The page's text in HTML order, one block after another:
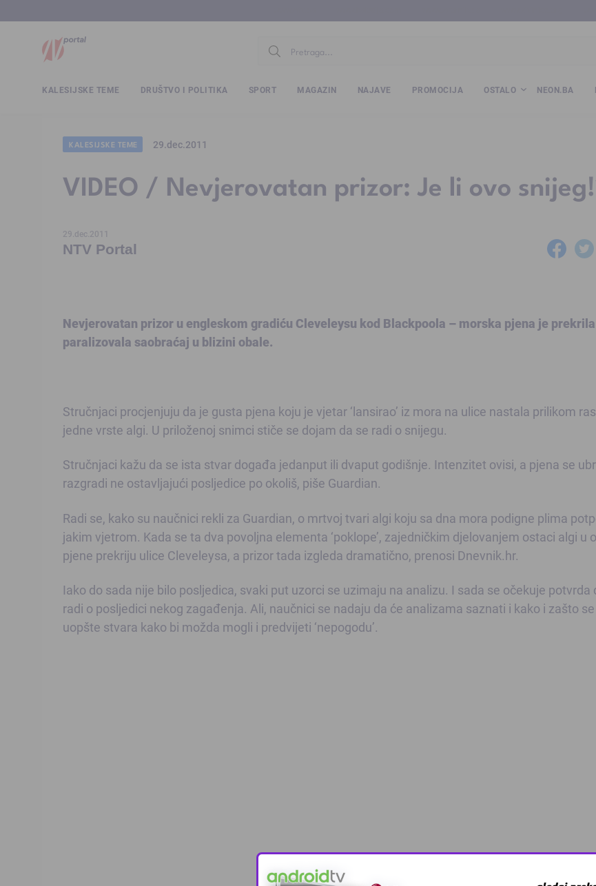
KALESIJSKE TEME DRUŠTVO I POLITIKA SPORT MAGAZIN NAJAVE PROMOCIJA OSTALO NEON.BA
KALESIJSKE TEME 29.dec.2011
VIDEO / Nevjerovatan prizor: Je li ovo
29.dec.2011
NTV Portal
Nevjerovatan prizor u engleskom gradiću Cleveleysu kod Blackpoola – morska pjena je
paralizovala saobraćaj u blizini obale.
Stručnjaci procjenjuju da je gusta pjena koju je vjetar ‘lansirao’ iz mora na ulice nastala prilikom
jedne vrste algi. U priloženoj snimci stiče se dojam da se radi o snijegu.
Stručnjaci kažu da se ista stvar događa jedanput ili dvaput godišnje. Intenzitet ovisi, a pjena se
razgradi ne ostavljajući posljedice po okoliš, piše Guardian.
Radi se, kako su naučnici rekli za Guardian, o mrtvoj tvari algi koju sa dna mora podigne plima
jakim vjetrom. Kada se ta dva povoljna elementa ‘poklope’, zajedničkim djelovanjem ostaci algi u
pjene prekriju ulice Cleveleysa, a prizor tada izgleda dramatično, prenosi Dnevnik.hr.
Iako do sada nije bilo posljedica, svaki put uzorci se uzimaju na analizu. I sada se očekuje potvrda
radi o posljedici nekog zagađenja. Ali, naučnici se nadaju da će analizama saznati i kako i zašto
uopšte stvara kako bi možda mogli i predvijeti ‘nepogodu’.